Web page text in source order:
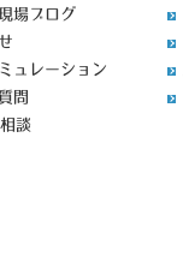
場ブログ
ュレーション
問
談